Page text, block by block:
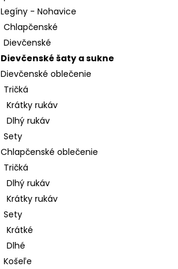
Legíny - Nohavice
Chlapčenské
Dievčenské
Dievčenské šaty a sukne
Dievčenské oblečenie
Tričká
Krátky rukáv
Dlhý rukáv
Sety
Chlapčenské oblečenie
Tričká
Dlhý rukáv
Krátky rukáv
Sety
Krátké
Dlhé
Košeľe